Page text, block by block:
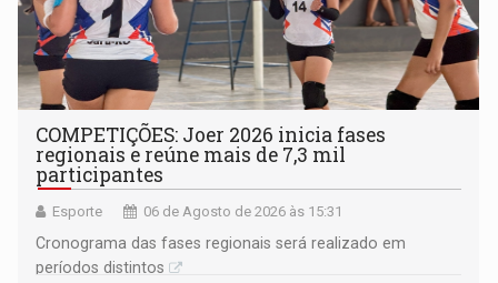
COMPETIÇÕES: Joer 2026 inicia fases
regionais e reúne mais de 7,3 mil
participantes
Esporte 06 de Agosto de 2026 às 15:31
Cronograma das fases regionais será realizado em
períodos distintos